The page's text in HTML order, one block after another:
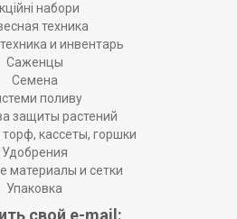
набори
техника
и инвентарь
Саженцы
Семена
поливу
защиты растений
кассеты, горшки
Удобрения
материалы и сетки
Упаковка
свой e-mail: